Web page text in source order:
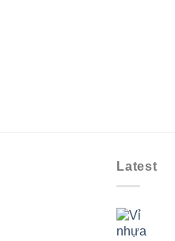
Latest